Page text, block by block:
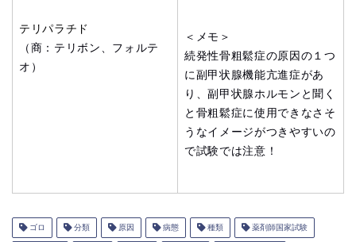
テリパラチド
（商：テリボン、フォルテ
オ）
＜メモ＞
続発性骨粗鬆症の原因の１つ
に副甲状腺機能亢進症があ
り、副甲状腺ホルモンと聞く
と骨粗鬆症に使用できなさそ
うなイメージがつきやすいの
で試験では注意！
ゴロ 分類 原因 病態 種類 薬剤師国家試験